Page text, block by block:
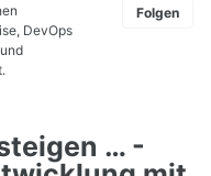
DevOps
Folgen
… -